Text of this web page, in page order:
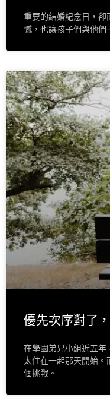
重要的結婚紀念日，卻
憾，也讓孩子們與他們
優先次序對了
在學園弟兄小組近五年
太住在一起那天開始。
個挑戰。